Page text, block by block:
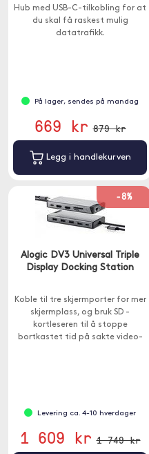
Hub med USB-C-tilkobling for at
du skal få raskest mulig
datatrafikk.
På lager, sendes på mandag
669 kr 879 kr
Legg i handlekurven
-8%
Alogic DV3 Universal Triple
Display Docking Station
Koble til tre skjermporter for mer
skjermplass, og bruk SD -
kortleseren til å stoppe
bortkastet tid på sakte video-
Levering ca. 4-10 hverdager
1 609 kr 1 749 kr